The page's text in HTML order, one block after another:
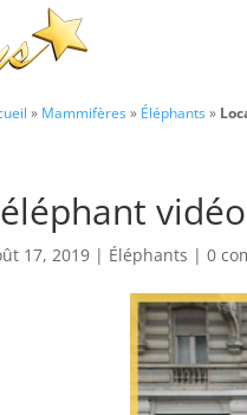
» Mammifères» Éléphants»
17, 2019 | Éléphants |0